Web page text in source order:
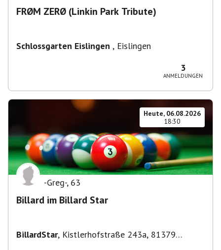
FRØM ZERØ (Linkin Park Tribute)
Schlossgarten Eislingen , Eislingen
3
ANMELDUNGEN
Heute, 06.08.2026
18:30
-Greg-, 63
Billard im Billard Star
BillardStar, Kistlerhofstraße 243a, 81379